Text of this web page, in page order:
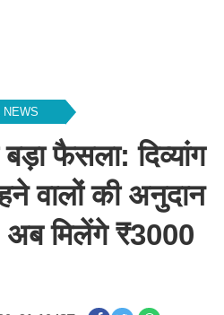
NEWS
फैसला: दिव्यांग
वालों की अनुदान
अब मिलेंगे ₹3000